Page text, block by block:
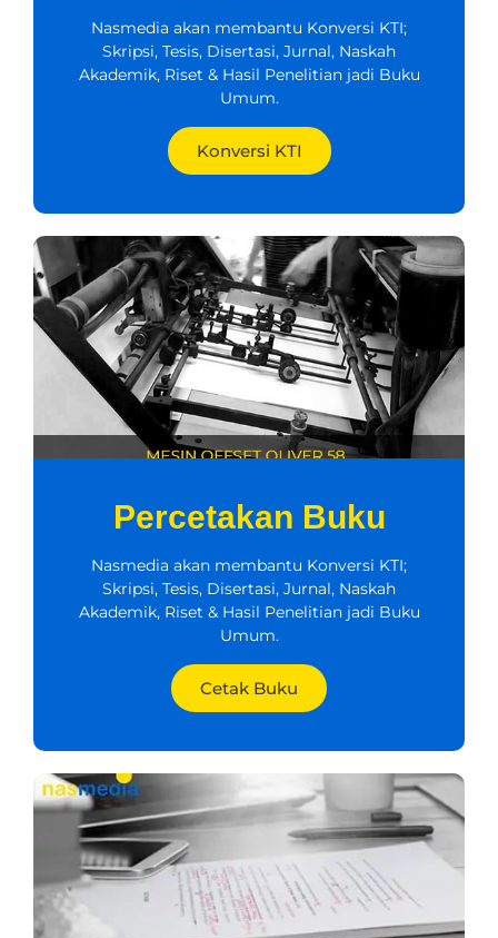
Nasmedia akan membantu Konversi KTI;
Skripsi, Tesis, Disertasi, Jurnal, Naskah
Akademik, Riset & Hasil Penelitian jadi Buku
Umum.
Konversi KTI
Percetakan Buku
Nasmedia akan membantu Konversi KTI;
Skripsi, Tesis, Disertasi, Jurnal, Naskah
Akademik, Riset & Hasil Penelitian jadi Buku
Umum.
Cetak Buku